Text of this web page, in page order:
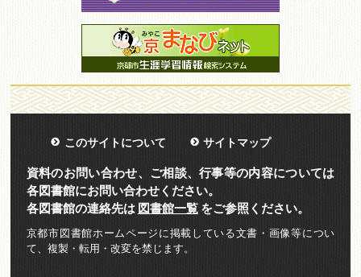
このサイトについて サイトマップ
資料のお問い合わせ、ご相談、行事等の内容については
各図書館にお問い合わせください。
各図書館の連絡先は 図書館一覧をご参照ください。
京都市図書館ホームページに掲載している文書・画像等につい
て、複製・転用・改変を禁じます。